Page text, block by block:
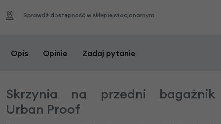
Sprawdź dostępność w sklepie stacjonarnym
Opis Opinie Zadaj pytanie
Skrzynia na przedni bagażnik
Urban Proof